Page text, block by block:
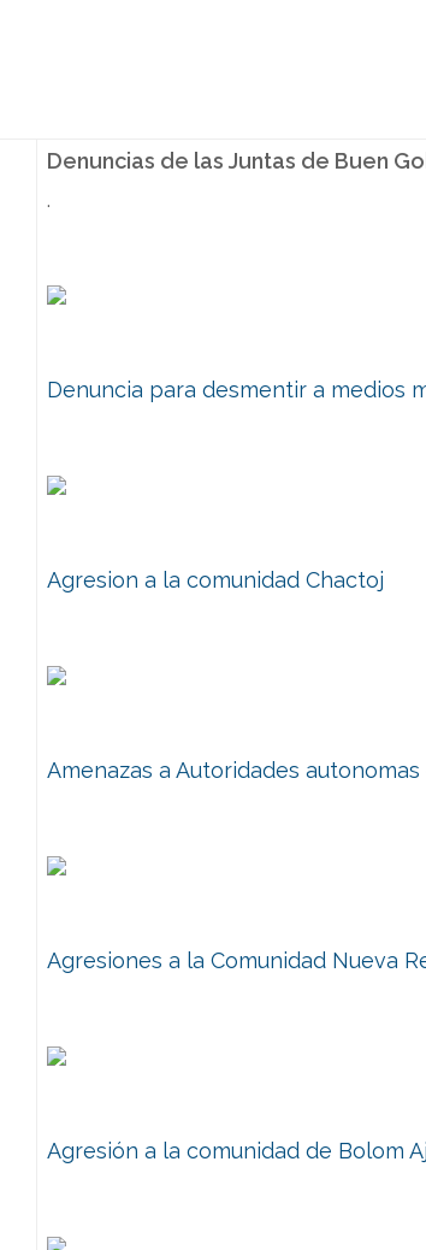
Denuncias de las Juntas de Buen
.
Denuncia para desmentir a medios
Agresion a la comunidad Chactoj
Amenazas a Autoridades autonomas
Agresiones a la Comunidad Nueva
Agresión a la comunidad de Bolom